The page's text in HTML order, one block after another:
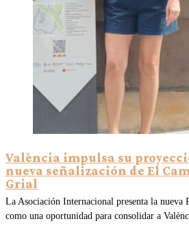
València impulsa su
nueva señalización de El
Grial
La Asociación Internacional presenta la nueva
como una oportunidad para consolidar a